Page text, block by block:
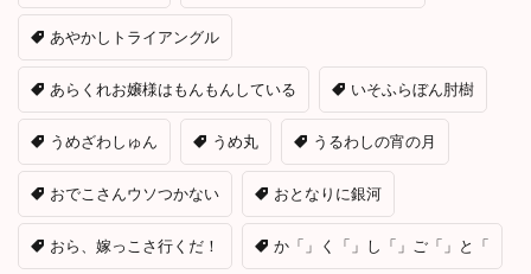
あやかしトライアングル
あらくれお嬢様はもんもんしている いそふらぼん肘樹
うめざわしゅん うめ丸 うるわしの宵の月
おでこさんウソつかない おとなりに銀河
おら、嫁っこさ行くだ！ か「」く「」し「」ご「」と「